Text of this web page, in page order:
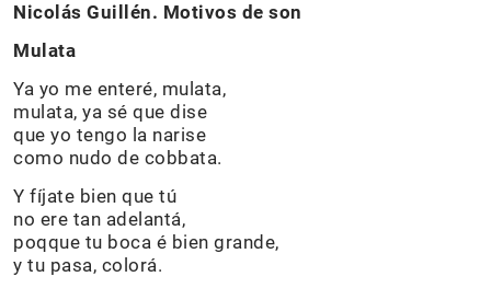
Nicolás Guillén. Motivos de son
Mulata
Ya yo me enteré, mulata,
mulata, ya sé que dise
que yo tengo la narise
como nudo de cobbata.
Y fíjate bien que tú
no ere tan adelantá,
poqque tu boca é bien grande,
y tu pasa, colorá.